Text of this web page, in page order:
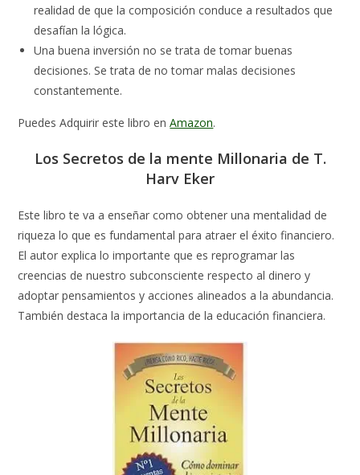
realidad de que la composición conduce a resultados que
desafían la lógica.
Una buena inversión no se trata de tomar buenas
decisiones. Se trata de no tomar malas decisiones
constantemente.
Puedes Adquirir este libro enAmazon.
Los Secretos de la mente Millonaria de T.
Harv Eker
Este libro te va a enseñar como obtener una mentalidad de
riqueza lo que es fundamental para atraer el éxito financiero.
El autor explica lo importante que es reprogramar las
creencias de nuestro subconsciente respecto al dinero y
adoptar pensamientos y acciones alineados a la abundancia.
También destaca la importancia de la educación financiera.